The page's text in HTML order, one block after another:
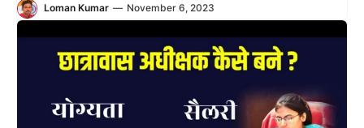
Loman Kumar — November 6, 2023